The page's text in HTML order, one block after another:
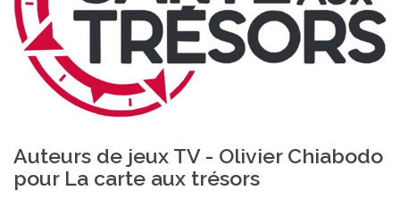
Auteurs de jeux TV - Olivier Chiabodo
pour La carte aux trésors